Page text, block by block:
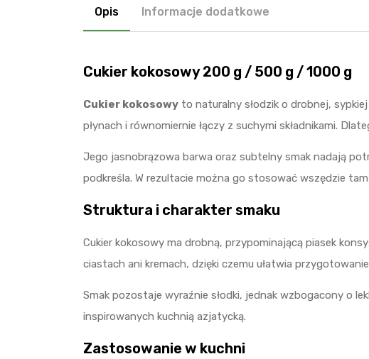
Opis Informacje dodatkowe
Cukier kokosowy 200 g / 500 g / 1000 g
Cukier kokosowy to naturalny słodzik o drobnej,
płynach i równomiernie łączy z suchymi składnikami.
Jego jasnobrązowa barwa oraz subtelny smak nadają
podkreśla. W rezultacie można go stosować wszędzie
Struktura i charakter smaku
Cukier kokosowy ma drobną, przypominającą piasek
ciastach ani kremach, dzięki czemu ułatwia przygotowanie
Smak pozostaje wyraźnie słodki, jednak wzbogacony o
inspirowanych kuchnią azjatycką.
Zastosowanie w kuchni